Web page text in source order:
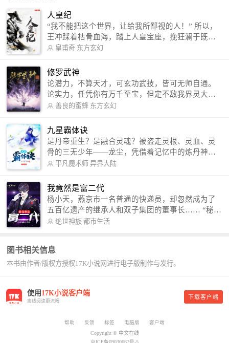
人皇纪
“我不能把这个世界，让给我所鄙视的人！” 所以，
王冲踩着枯骨血海，踏上人皇宝座，挽狂澜于既
倒，扶大厦之将倾，成就了一段无上的传说！ 微信
微博：皇甫奇（地址：http://weibo.com/u/25284575
87） QQ交流群：320238210【普通群】 574501330
【VIP订阅群】 欢迎大家关注。
皇甫奇 东方玄幻
修罗武神
论潜力，不算天才，可玄功武技，皆可无师自通。
论实力，任凭你有万千至宝，但定不敌我界灵大
军。 我是谁？天下众生视我为修罗，却不知，我以
信公众号：善良的蜜蜂后援会）
善良的蜜蜂 东方玄幻
九星霸体诀
是丹帝重生？是融合灵魂？被盗走灵根、灵血、灵
骨的三无少年——龙尘，凭借着记忆中的炼丹神
术，修行神秘功法九星霸体诀，拨开重重迷雾，解
勾搭各色美女，镇压恶鬼邪神。 江湖传闻：龙
尘一到，地吼天啸。龙尘一出，鬼泣神哭。 本
故事纯属虚构，如有雷同，那就是真事儿，想要对
号入座，抓紧时间进群：487963015 微信公众号：
平凡魔术师,或者搜索：pingfanmoshushi1982,公众
平凡魔术师 异界大陆
我竟然是富二代
杨小天，燕京市一名普通的快递员，却忽然成为了
五百亿遗产的继承人和双子集团的董事长…… “秘
书，给我定制一套百亿富翁的吃喝住行标准！” “好
呢？” “回杨总，开车太堵，已经给你安排了直升
机。” 从此，开启杨小天的百亿富翁之旅，只有他不
绝世神族 都市生活
图书相关信息
本书由作者/版权方授权17K小说网进行电子版制作与发行。
使用 17K小说客户端
离线阅读更流畅
下载客户端
帮助 反馈 标签 电脑版
客户端
Copyright © 中文在线
京ICP备09030667号-5